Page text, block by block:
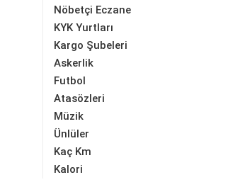
Nöbetçi Eczane
KYK Yurtları
Kargo Şubeleri
Askerlik
Futbol
Atasözleri
Müzik
Ünlüler
Kaç Km
Kalori